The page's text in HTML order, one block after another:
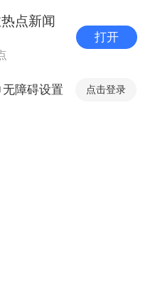
点新闻
打开
无障碍设置 点击登录